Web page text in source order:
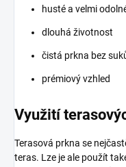
husté a velmi
dlouhá životnost
čistá prkna bez
prémiový vzhled
Využití
Terasová prkna se
teras. Lze je ale použít